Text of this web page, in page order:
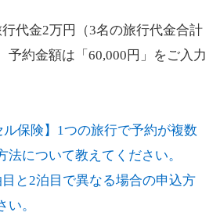
代金2万円​（3名の旅行代金合計
予約金額は「60,000円」をご入力
ル保険】1つの旅行で予約が複数
法について教えてください。
と2泊目で異なる場合の申込方
。